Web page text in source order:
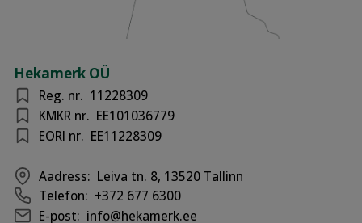
Hekamerk OÜ
Reg. nr. 11228309
KMKR nr. EE101036779
EORI nr. EE11228309
Aadress: Leiva tn. 8, 13520 Tallinn
Telefon: +372 677 6300
E-post: info@hekamerk.ee